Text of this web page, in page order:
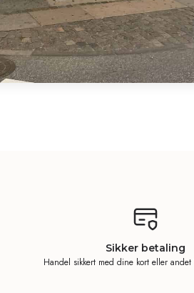
Sikker betaling
Handel sikkert med dine kort eller andet